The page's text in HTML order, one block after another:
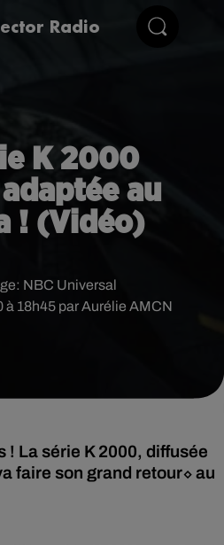
Radio
K 2000
au
! (Vidéo)
à 18h45 par Aurélie AMCN
NBC Universal
! La série K 2000, diffusée
faire son grand retour⬦ au